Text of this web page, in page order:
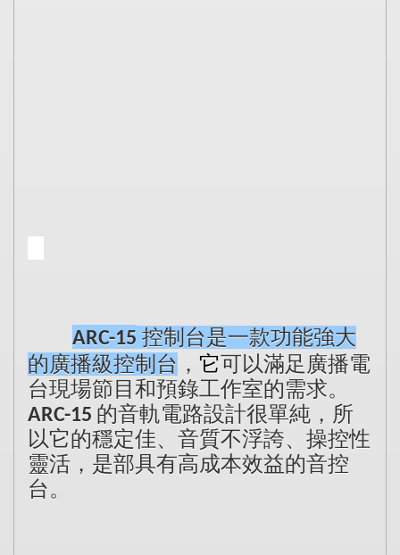
ARC-15 控制台是一款功能強大
的廣播級控制台 ， 它可以滿足廣播電
台現場節目和預錄工作室的需求。
ARC-15 的音軌電路設計很單純，所
以它的穩定佳、音質不浮誇、操控性
靈活，是部具有高成本效益的音控
台。